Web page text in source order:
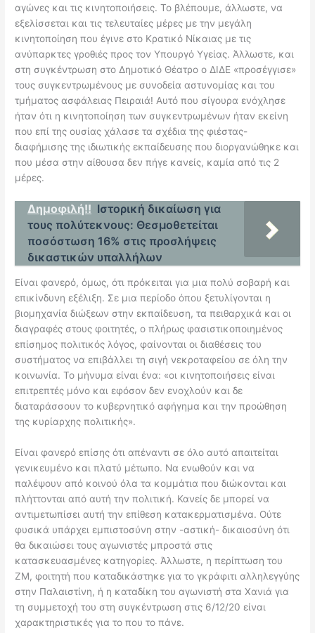
αγώνες και τις κινητοποιήσεις. Το βλέπουμε, άλλωστε, να
εξελίσσεται και τις τελευταίες μέρες με την μεγάλη
κινητοποίηση που έγινε στο Κρατικό Νίκαιας με τις
ανύπαρκτες γροθιές προς τον Υπουργό Υγείας. Άλλωστε, και
στη συγκέντρωση στο Δημοτικό Θέατρο ο ΔΙΔΕ «προσέγγισε»
τους συγκεντρωμένους με συνοδεία αστυνομίας και του
τμήματος ασφάλειας Πειραιά! Αυτό που σίγουρα ενόχλησε
ήταν ότι η κινητοποίηση των συγκεντρωμένων ήταν εκείνη
που επί της ουσίας χάλασε τα σχέδια της φιέστας-
διαφήμισης της ιδιωτικής εκπαίδευσης που διοργανώθηκε και
που μέσα στην αίθουσα δεν πήγε κανείς, καμία από τις 2
μέρες.
Δημοφιλή!! Ιστορική δικαίωση για
τους πολύτεκνους: Θεσμοθετείται
ποσόστωση 16% στις προσλήψεις
δικαστικών υπαλλήλων
Είναι φανερό, όμως, ότι πρόκειται για μια πολύ σοβαρή και
επικίνδυνη εξέλιξη. Σε μια περίοδο όπου ξετυλίγονται η
βιομηχανία διώξεων στην εκπαίδευση, τα πειθαρχικά και οι
διαγραφές στους φοιτητές, ο πλήρως φασιστικοποιημένος
επίσημος πολιτικός λόγος, φαίνονται οι διαθέσεις του
συστήματος να επιβάλλει τη σιγή νεκροταφείου σε όλη την
κοινωνία. Το μήνυμα είναι ένα: «οι κινητοποιήσεις είναι
επιτρεπτές μόνο και εφόσον δεν ενοχλούν και δε
διαταράσσουν το κυβερνητικό αφήγημα και την προώθηση
της κυρίαρχης πολιτικής».
Είναι φανερό επίσης ότι απέναντι σε όλο αυτό απαιτείται
γενικευμένο και πλατύ μέτωπο. Να ενωθούν και να
παλέψουν από κοινού όλα τα κομμάτια που διώκονται και
πλήττονται από αυτή την πολιτική. Κανείς δε μπορεί να
αντιμετωπίσει αυτή την επίθεση κατακερματισμένα. Ούτε
φυσικά υπάρχει εμπιστοσύνη στην -αστική- δικαιοσύνη ότι
θα δικαιώσει τους αγωνιστές μπροστά στις
κατασκευασμένες κατηγορίες. Άλλωστε, η περίπτωση του
ΖΜ, φοιτητή που καταδικάστηκε για το γκράφιτι αλληλεγγύης
στην Παλαιστίνη, ή η καταδίκη του αγωνιστή στα Χανιά για
τη συμμετοχή του στη συγκέντρωση στις 6/12/20 είναι
χαρακτηριστικές για το που το πάνε.